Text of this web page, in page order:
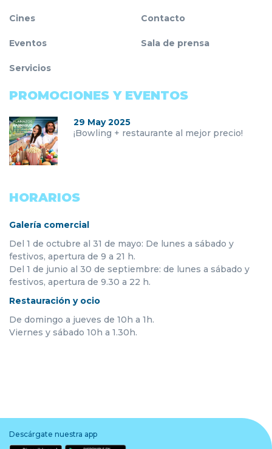
Cines
Eventos
Servicios
Contacto
Sala de prensa
PROMOCIONES Y EVENTOS
29 May 2025
¡Bowling + restaurante al mejor precio!
HORARIOS
Galería comercial
Del 1 de octubre al 31 de mayo: De lunes a sábado y
festivos, apertura de 9 a 21 h.
Del 1 de junio al 30 de septiembre: de lunes a sábado y
festivos, apertura de 9.30 a 22 h.
Restauración y ocio
De domingo a jueves de 10h a 1h.
Viernes y sábado 10h a 1.30h.
Descárgate nuestra app